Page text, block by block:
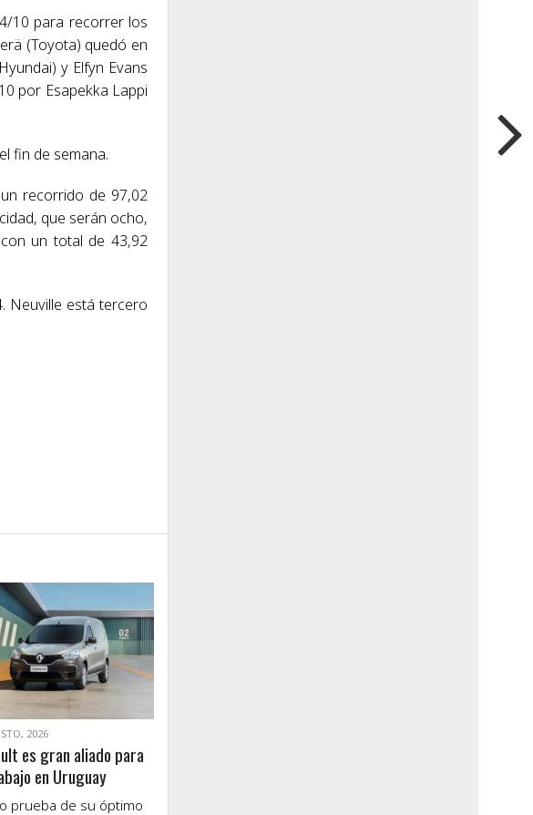
10 para recorrer los
(Toyota) quedó en
y Elfyn Evans
por Esapekka Lappi
fin de semana.
recorrido de 97,02
que serán ocho,
un total de 43,92
Neuville está tercero
VER NOTA
2026
es gran aliado para
en Uruguay
prueba de su óptimo